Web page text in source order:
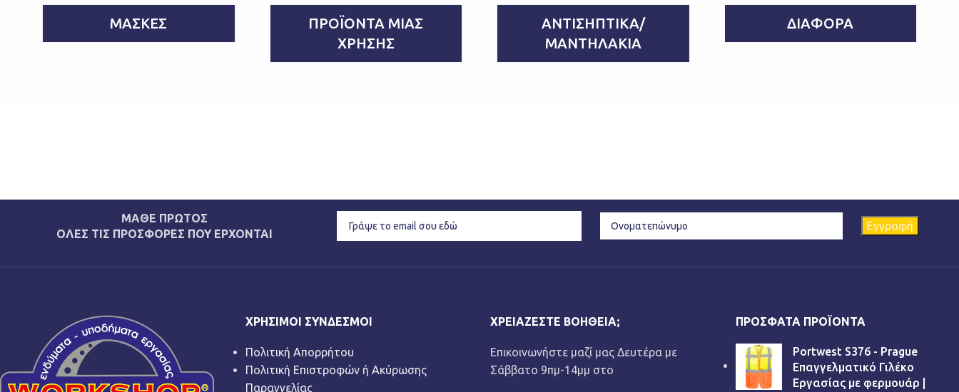
ΜΆΣΚΕΣ
ΠΡΟΪΌΝΤΑ ΜΙΑΣ
ΧΡΉΣΗΣ
ΑΝΤΙΣΗΠΤΙΚΆ/
ΜΑΝΤΗΛΆΚΙΑ
ΔΙΆΦΟΡΑ
ΜΑΘΕ ΠΡΩΤΟΣ
ΟΛΕΣ ΤΙΣ ΠΡΟΣΦΟΡΕΣ ΠΟΥ ΕΡΧΟΝΤΑΙ
ΧΡΉΣΙΜΟΙ ΣΎΝΔΕΣΜΟΙ
Πολιτική Απορρήτου
Πολιτική Επιστροφών ή Ακύρωσης
Παραγγελίας
ΧΡΕΙΆΖΕΣΤΕ ΒΟΉΘΕΙΑ;
Επικοινωνήστε μαζί μας Δευτέρα με
Σάββατο 9πμ-14μμ στο
ΠΡΌΣΦΑΤΑ ΠΡΟΪΌΝΤΑ
Portwest S376 - Prague
Επαγγελματικό Γιλέκο
Εργασίας με φερμουάρ |